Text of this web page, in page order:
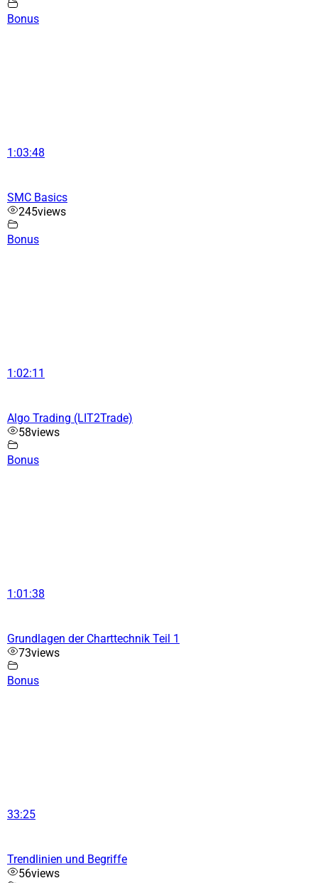
Bonus
1:03:48
SMC Basics
245views
Bonus
1:02:11
Algo Trading (LIT2Trade)
58views
Bonus
1:01:38
Grundlagen der Charttechnik Teil 1
73views
Bonus
33:25
Trendlinien und Begriffe
56views